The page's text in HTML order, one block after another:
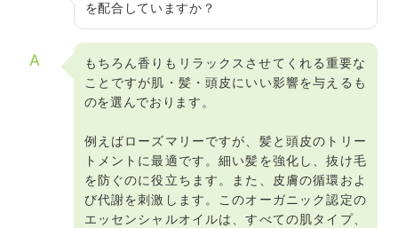
を配合していますか？
A
もちろん香りもリラックスさせてくれる重要な
ことですが肌・髪・頭皮にいい影響を与えるも
のを選んでおります。
例えばローズマリーですが、髪と頭皮のトリー
トメントに最適です。細い髪を強化し、抜け毛
を防ぐのに役立ちます。また、皮膚の循環およ
び代謝を刺激します。このオーガニック認定の
エッセンシャルオイルは、すべての肌タイプ、